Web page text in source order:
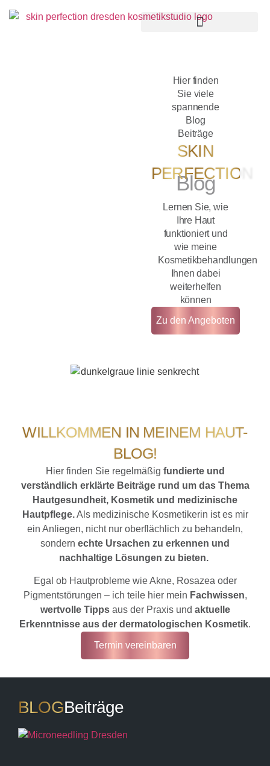
Hier finden
Sie viele
spannende
Blog
Beiträge
SKIN
PERFECTION
Blog
Lernen Sie, wie
Ihre Haut
funktioniert und
wie meine
Kosmetikbehandlungen
Ihnen dabei
weiterhelfen
können
Zu den Angeboten
WILLKOMMEN IN MEINEM HAUT-
BLOG!
Hier finden Sie regelmäßig fundierte und
verständlich erklärte Beiträge rund um das Thema
Hautgesundheit, Kosmetik und medizinische
Hautpflege.Als medizinische Kosmetikerin ist es mir
ein Anliegen, nicht nur oberflächlich zu behandeln,
sondern echte Ursachen zu erkennen und
nachhaltige Lösungen zu bieten.
Egal ob Hautprobleme wie Akne, Rosazea oder
Pigmentstörungen – ich teile hier mein Fachwissen,
wertvolle Tippsaus der Praxis und aktuelle
Erkenntnisse aus der dermatologischen Kosmetik.
Termin vereinbaren
BLOGBeiträge